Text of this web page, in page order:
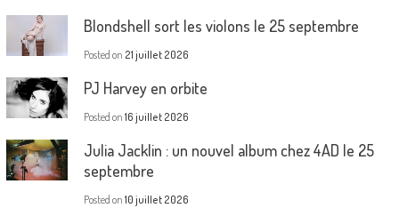
Blondshell sort les violons le 25 septembre
Posted on 21 juillet 2026
PJ Harvey en orbite
Posted on 16 juillet 2026
Julia Jacklin : un nouvel album chez 4AD le 25
septembre
Posted on 10 juillet 2026